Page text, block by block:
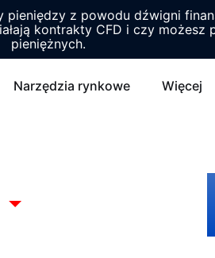
pieniędzy z powodu dźwigni
kontrakty CFD i czy
pieniężnych.
Narzędzia rynkowe Więcej